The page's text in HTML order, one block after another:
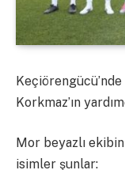
Korkmaz’ın
Mor beyazlı
isimler şunlar: